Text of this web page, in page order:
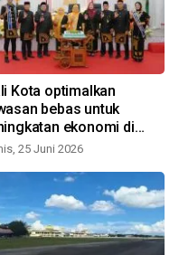
Kota optimalkan
bebas untuk
ekonomi di
25 Juni 2026